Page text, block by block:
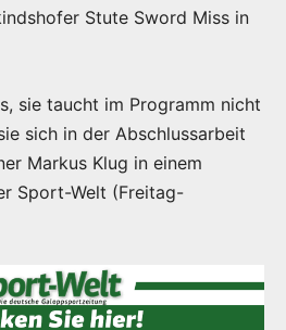
Stute Sword Miss in
sie taucht im Programm nicht
sich in der Abschlussarbeit
Markus Klug in einem
Sport-Welt (Freitag-